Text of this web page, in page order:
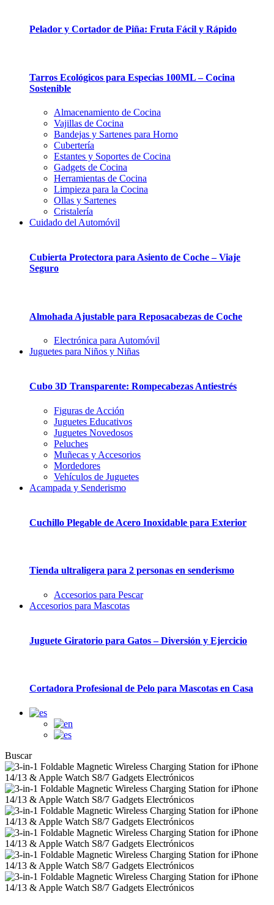
Pelador y Cortador de Piña: Fruta Fácil y Rápido
Tarros Ecológicos para Especias 100ML – Cocina
Sostenible
Almacenamiento de Cocina
Vajillas de Cocina
Bandejas y Sartenes para Horno
Cubertería
Estantes y Soportes de Cocina
Gadgets de Cocina
Herramientas de Cocina
Limpieza para la Cocina
Ollas y Sartenes
Cristalería
Cuidado del Automóvil
Cubierta Protectora para Asiento de Coche – Viaje
Seguro
Almohada Ajustable para Reposacabezas de Coche
Electrónica para Automóvil
Juguetes para Niños y Niñas
Cubo 3D Transparente: Rompecabezas Antiestrés
Figuras de Acción
Juguetes Educativos
Juguetes Novedosos
Peluches
Muñecas y Accesorios
Mordedores
Vehículos de Juguetes
Acampada y Senderismo
Cuchillo Plegable de Acero Inoxidable para Exterior
Tienda ultraligera para 2 personas en senderismo
Accesorios para Pescar
Accesorios para Mascotas
Juguete Giratorio para Gatos – Diversión y Ejercicio
Cortadora Profesional de Pelo para Mascotas en Casa
Buscar